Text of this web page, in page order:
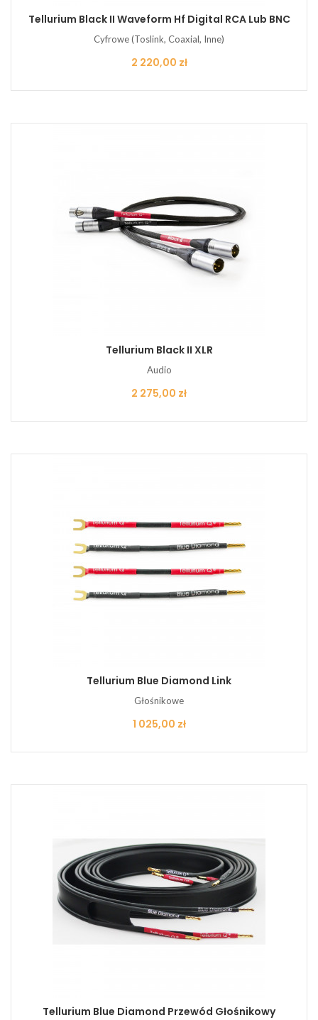
Tellurium Black II Waveform Hf Digital RCA Lub BNC
Cyfrowe (Toslink, Coaxial, Inne)
Cena
2 220,00 zł
Tellurium Black II XLR
Audio
Cena
2 275,00 zł
Tellurium Blue Diamond Link
Głośnikowe
Cena
1 025,00 zł
Tellurium Blue Diamond Przewód Głośnikowy